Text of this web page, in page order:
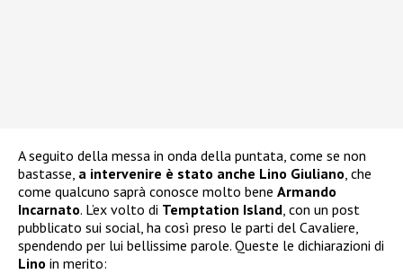
A seguito della messa in onda della puntata, come se non
bastasse, a intervenire è stato anche Lino Giuliano, che
come qualcuno saprà conosce molto bene Armando
Incarnato. L’ex volto di Temptation Island, con un post
pubblicato sui social, ha così preso le parti del Cavaliere,
spendendo per lui bellissime parole. Queste le dichiarazioni di
Lino in merito: